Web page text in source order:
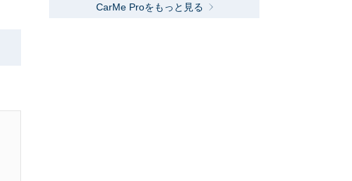
CarMe Proをもっと見る